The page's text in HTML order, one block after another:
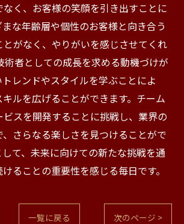
く、お客様の笑顔を引き出すことに
な年齢層や個性のお客様と向き合う
がなく、やりがいを感じさせてくれ
術者としての成長を求める動機づけが
レンドやスタイルを学ぶことによ
ルを広げることができます。チーム
ビスを開発することに挑戦し、業界の
さらなる楽しさを見つけることがで
て、未来に向けての新たな挑戦を通
ることの重要性を感じる毎日です。
一覧に戻る 次のページ >